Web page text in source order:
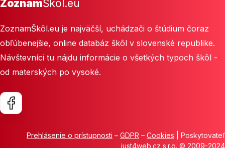
ZoznamŠkôl.eu
ZoznamŠkôl.eu je najväčší, uchádzači o štúdium čoraz
obľúbenejšie, online databáz škôl v slovenské republike.
Návštevníci tu nájdu informácie o všetkých typoch škôl -
od materských po vysoké.
Prehlásenie o prístupnosti – GDPR – Cookies | Poskytovateľ
just4web.cz s.r.o. © 2009-2024